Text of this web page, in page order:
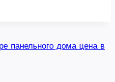
панельного дома цена в